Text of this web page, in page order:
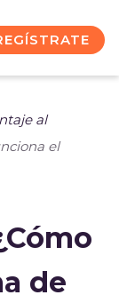
al
el
de